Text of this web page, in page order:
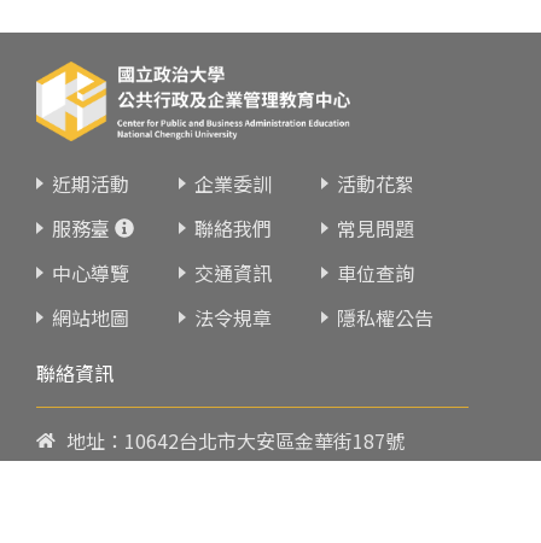
近期活動 企業委訓
活動花絮
服務臺
聯絡我們
常見問題
中心導覽
交通資訊
車位查詢
網站地圖
法令規章
隱私權公告
聯絡資訊
地址：10642台北市大安區金華街187號